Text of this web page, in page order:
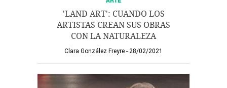
'LAND ART': CUANDO LOS
ARTISTAS CREAN SUS OBRAS
CON LA NATURALEZA
Clara González Freyre 28/02/2021